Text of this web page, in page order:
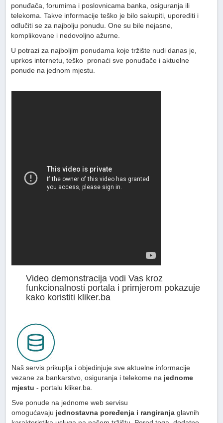
ponuđača, forumima i poslovnicama banka, osiguranja ili
telekoma. Takve informacije teško je bilo sakupiti, uporediti i
odlučiti se za najbolju ponudu. One su bile nejasne,
komplikovane i nedovoljno ažurne.
U potrazi za najboljim ponudama koje tržište nudi danas je,
uprkos internetu, teško pronaći sve ponuđače i aktuelne
ponude na jednom mjestu.
Video demonstracija vodi Vas kroz
funkcionalnosti portala i primjerom pokazuje
kako koristiti kliker.ba
Naš servis prikuplja i objedinjuje sve aktuelne informacije
vezane za bankarstvo, osiguranja i telekome na jednome
mjestu - portalu kliker.ba.
Sve ponude na jednome web servisu
omogućavaju jednostavna poređenja i rangiranja glavnih